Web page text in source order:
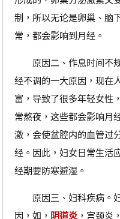
制，所以无论是卵巢、脑
常，都会影响到月经。
原因二、作息时间不规
经不调的一大原因，现在
富，导致了很多年轻女性
常熬夜，这些都会影响月
激，会使盆腔内的血管过
经。因此，妇女日常生活
经期要防寒避湿。
原因三、妇科疾病。妇
因，如， 阴道炎，宫颈炎，